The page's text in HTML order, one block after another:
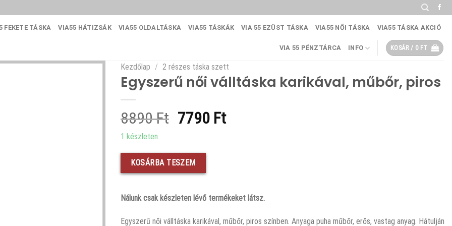
FEKETE TÁSKA VIA55 HÁTIZSÁK VIA55 OLDALTÁSKA VIA55 TÁSKÁK VIA 55 EZÜST TÁSKA VIA55 NŐI TÁSKA VIA55 TÁSKA AKCIÓ
VIA 55 PÉNZTÁRCA INFO KOSÁR / 0 FT
Kezdőlap / 2 részes táska szett
Egyszerű női válltáska karikával, műbőr, piros
8890Ft Original
was:
8890 Ft.
7790 FtCurrent
1 készleten
KOSÁRBA TESZEM
Nálunk csak készleten lévő termékeket látsz.
Egyszerű női válltáska karikával, műbőr, piros színben. Anyaga puha műbőr, erős, vastag anyag. Hátulján